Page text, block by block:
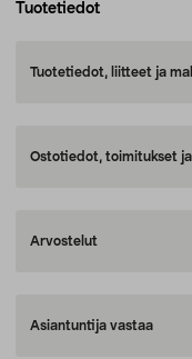
Tuotetiedot
Tuotetiedot, liitteet ja
Ostotiedot, toimitukset
Arvostelut
Asiantuntija vastaa